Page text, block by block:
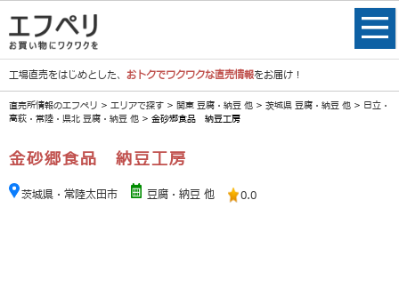
工場直売をはじめとした、 おトクでワクワクな直売情報をお届け！
直売所情報のエフペリ > エリアで探す > 関東 豆腐・納豆 他 > 茨城県 豆腐・納豆 他 > 日立・
高萩・常陸・県北 豆腐・納豆 他 > 金砂郷食品 納豆工房
金砂郷食品 納豆工房
茨城県・常陸太田市 豆腐・納豆 他 0.0